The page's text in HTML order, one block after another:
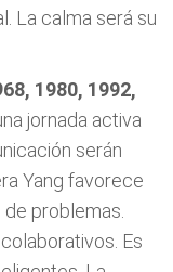
La calma será su
1980, 1992,
jornada activa
serán
Yang favorece
problemas.
Es